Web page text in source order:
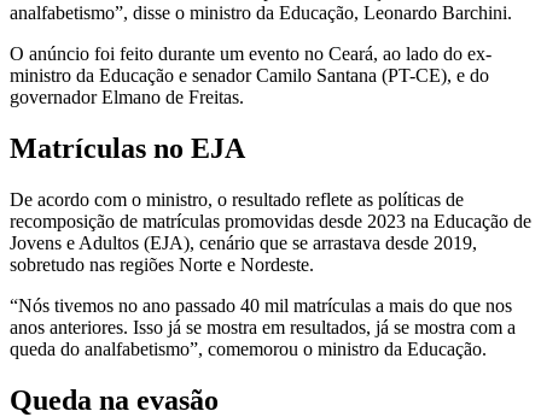
analfabetismo”, disse o ministro da Educação, Leonardo Barchini.
O anúncio foi feito durante um evento no Ceará, ao lado do ex-
ministro da Educação e senador Camilo Santana (PT-CE), e do
governador Elmano de Freitas.
Matrículas no EJA
De acordo com o ministro, o resultado reflete as políticas de
recomposição de matrículas promovidas desde 2023 na Educação de
Jovens e Adultos (EJA), cenário que se arrastava desde 2019,
sobretudo nas regiões Norte e Nordeste.
“Nós tivemos no ano passado 40 mil matrículas a mais do que nos
anos anteriores. Isso já se mostra em resultados, já se mostra com a
queda do analfabetismo”, comemorou o ministro da Educação.
Queda na evasão